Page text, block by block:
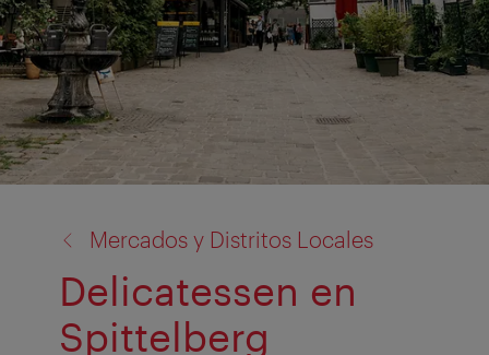
Mercados y Distritos Locales
Delicatessen en
Spittelberg